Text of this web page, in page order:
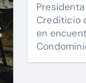
Crediticio
en